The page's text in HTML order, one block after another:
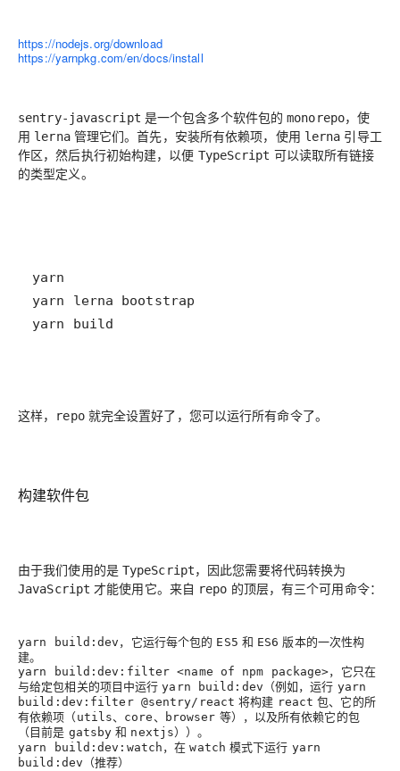
https://nodejs.org/download
https://yarnpkg.com/en/docs/install
sentry-javascript 是一个包含多个软件包的monorepo，使
用 lerna管理它们。首先，安装所有依赖项，使用 lerna 引导工
作区，然后执行初始构建，以便 TypeScript 可以读取所有链接
的类型定义。
yarn build
这样， repo就完全设置好了，您可以运行所有命令了。
构建软件包
由于我们使用的是 TypeScript，因此您需要将代码转换为
JavaScript 才能使用它。来自 repo 的顶层，有三个可用命令：
yarn build:dev ，它运行每个包的 ES5 和 ES6 版本的一次性构
建。
yarn build:dev:filter <name of npm package>，它只在
与给定包相关的项目中运行yarn build:dev （例如，运行 yarn
build:dev:filter @sentry/react 将构建 react 包、它的所
有依赖项（utils、 core 、 browser 等），以及所有依赖它的包
（目前是 gatsby 和 nextjs））。
yarn build:dev:watch ，在watch 模式下运行 yarn
build:dev
（推荐）